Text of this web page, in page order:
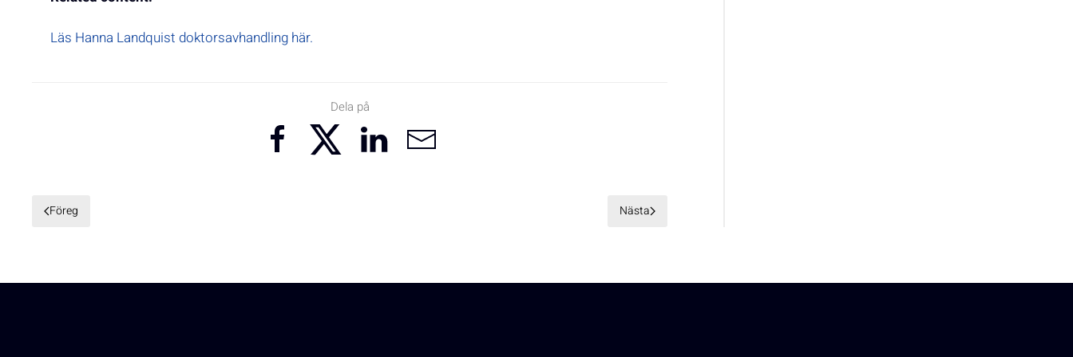
Läs Hanna Landquist doktorsavhandling här.
Dela på
Föreg Nästa